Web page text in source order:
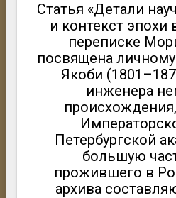
Статья «Детали
и контекст эпохи
переписке
посвящена
Якоби
инженера
Петербургской
большую
прожившего в
архива